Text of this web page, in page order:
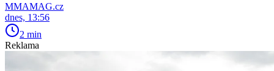
MMAMAG.cz
dnes, 13:56
2 min
Reklama